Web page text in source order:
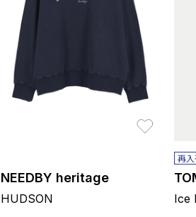
NEEDBY heritage
HUDSON
再
Ice